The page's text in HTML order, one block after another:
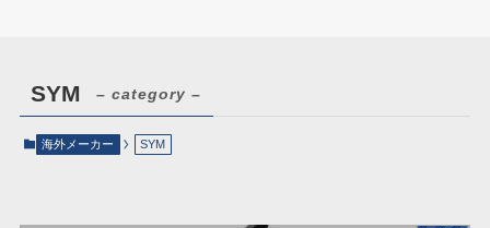
SYM – category –
海外メーカー SYM